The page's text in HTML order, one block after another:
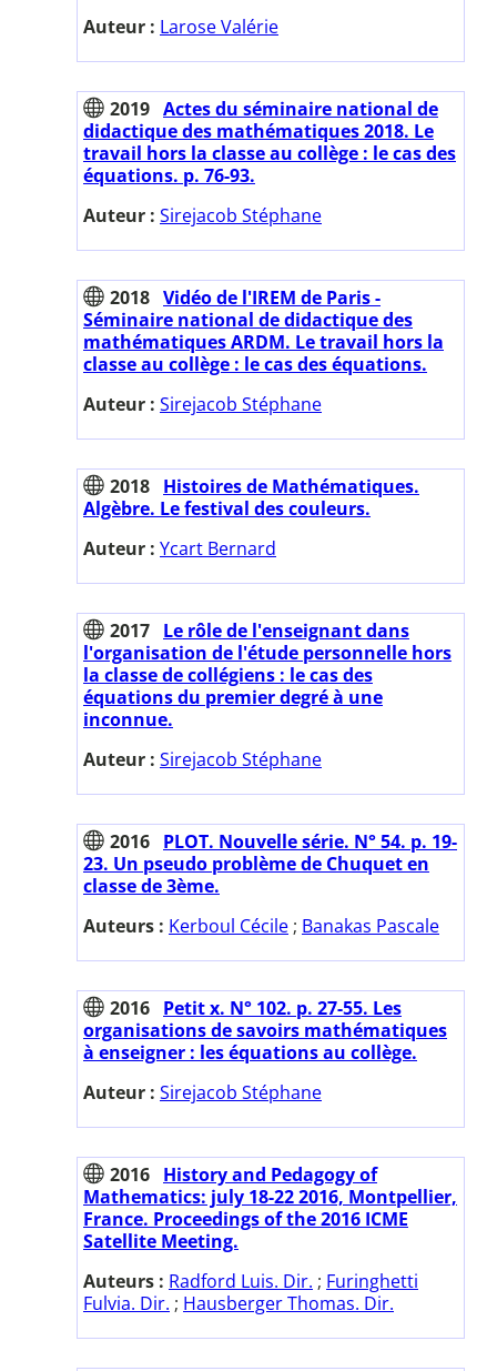
Auteur : Larose Valérie
2019 Actes du séminaire national de
didactique des mathématiques 2018. Le
travail hors la classe au collège : le cas des
équations. p. 76-93.
Auteur : Sirejacob Stéphane
2018 Vidéo de l'IREM de Paris -
Séminaire national de didactique des
mathématiques ARDM. Le travail hors la
classe au collège : le cas des équations.
Auteur : Sirejacob Stéphane
2018 Histoires de Mathématiques.
Algèbre. Le festival des couleurs.
Auteur : Ycart Bernard
2017 Le rôle de l'enseignant dans
l'organisation de l'étude personnelle hors
la classe de collégiens : le cas des
équations du premier degré à une
inconnue.
Auteur : Sirejacob Stéphane
2016 PLOT. Nouvelle série. N° 54. p. 19-
23. Un pseudo problème de Chuquet en
classe de 3ème.
Auteurs : Kerboul Cécile ; Banakas Pascale
2016 Petit x. N° 102. p. 27-55. Les
organisations de savoirs mathématiques
à enseigner : les équations au collège.
Auteur : Sirejacob Stéphane
2016 History and Pedagogy of
Mathematics: july 18-22 2016, Montpellier,
France. Proceedings of the 2016 ICME
Satellite Meeting.
Auteurs : Radford Luis. Dir. ; Furinghetti
Fulvia. Dir. ; Hausberger Thomas. Dir.